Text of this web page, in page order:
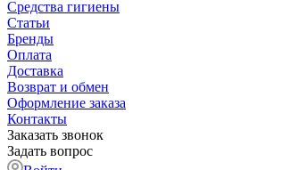
Средства гигиены
Статьи
Бренды
Оплата
Доставка
Возврат и обмен
Оформление заказа
Контакты
Заказать звонок
Задать вопрос